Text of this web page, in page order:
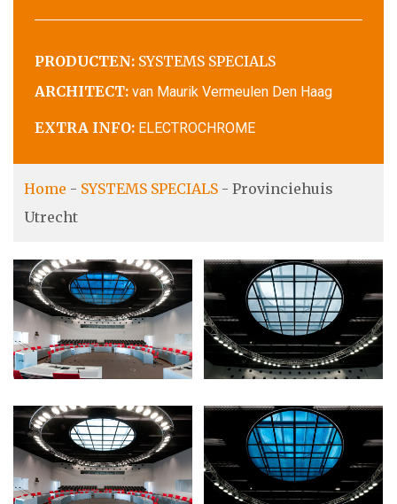
PRODUCTEN: SYSTEMS SPECIALS
ARCHITECT: van Maurik Vermeulen Den Haag
EXTRA INFO: ELECTROCHROME
Home - SYSTEMS SPECIALS - Provinciehuis
Utrecht